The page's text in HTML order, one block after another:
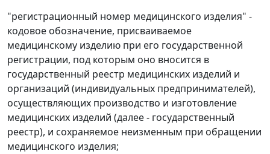
"регистрационный номер медицинского изделия" -
кодовое обозначение, присваиваемое
медицинскому изделию при его государственной
регистрации, под которым оно вносится в
государственный реестр медицинских изделий и
организаций (индивидуальных предпринимателей),
осуществляющих производство и изготовление
медицинских изделий (далее - государственный
реестр), и сохраняемое неизменным при обращении
медицинского изделия;